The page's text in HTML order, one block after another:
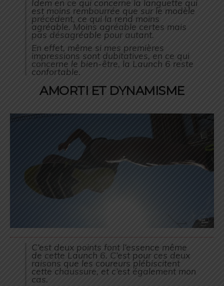
Idem en ce qui concerne la languette qui
est moins rembourrée que sur le modèle
précédent, ce qui la rend moins
agréable. Moins agréable certes mais
pas désagréable pour autant.
En effet, même si mes premières
impressions sont dubitatives, en ce qui
concerne le bien-être, la Launch 6 reste
confortable.
AMORTI ET DYNAMISME
C’est deux points font l’essence même
de cette Launch 6. C’est pour ces deux
raisons que les coureurs plébiscitent
cette chaussure, et c’est également mon
cas.